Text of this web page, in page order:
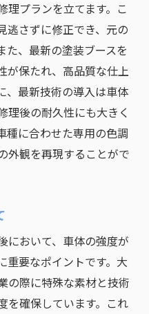
理プランを立てます。こ
逃さずに修正でき、元の
た、最新の塗装ブースを
が保たれ、高品質な仕上
、最新技術の導入は車体
理後の耐久性にも大きく
種に合わせた専用の色調
外観を再現することがで
において、車体の強度が
重要なポイントです。大
の際に特殊な素材と技術
を確保しています。これ